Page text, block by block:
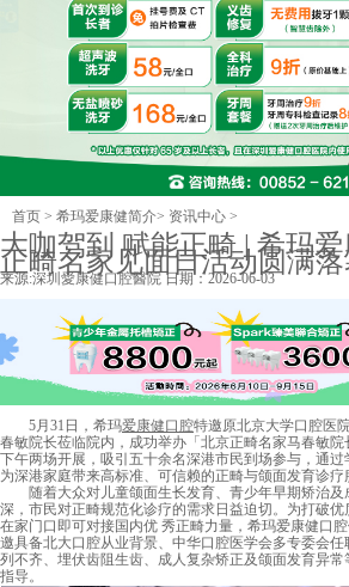
首页 > 希玛爱康健简介> 资讯中心 >
大咖驾到 赋能正畸 | 希玛
正畸名家见面日活动圆满落
来源:深圳愛康健口腔醫院日期：2026-06-03
5月31日，希玛爱康健口腔特邀原北京大学口腔医
春敏院长莅临院内，成功举办「北京正畸名家马春敏院
下午两场开展，吸引五十余名深港市民到场参与，通过
为深港家庭带来高标准、可信赖的正畸与颌面发育诊疗
随着大众对儿童颌面生长发育、青少年早期矫治及
深，市民对正畸规范化诊疗的需求日益迫切。为打破
在家门口即可对接国内优 秀正畸力量，希玛爱康健口
邀具备北大口腔从业背景、中华口腔医学会多专委会
列不齐、埋伏齿阻生齿、成人复杂矫正及颌面发育异
指导。